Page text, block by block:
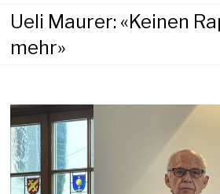
Ueli Maurer: «Keinen
mehr»